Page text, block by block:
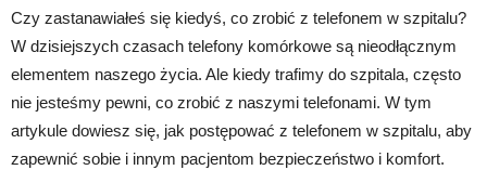
Czy zastanawiałeś się kiedyś, co zrobić z telefonem w szpitalu?
W dzisiejszych czasach telefony komórkowe są nieodłącznym
elementem naszego życia. Ale kiedy trafimy do szpitala, często
nie jesteśmy pewni, co zrobić z naszymi telefonami. W tym
artykule dowiesz się, jak postępować z telefonem w szpitalu, aby
zapewnić sobie i innym pacjentom bezpieczeństwo i komfort.